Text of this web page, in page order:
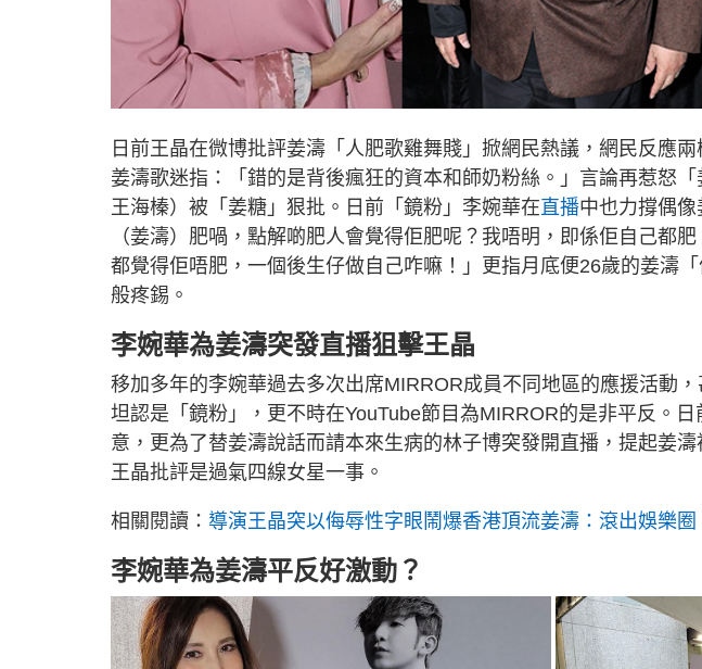
日前王晶在微博批評姜濤「人肥歌雞舞賤」掀網民熱議，網民反應
姜濤歌迷指：「錯的是背後瘋狂的資本和師奶粉絲。」言論再惹怒
王海榛）被「姜糖」狠批。日前「鏡粉」李婉華在直播中也力撐偶
（姜濤）肥喎，點解啲肥人會覺得佢肥呢？我唔明，即係佢自己
都覺得佢唔肥，一個後生仔做自己咋嘛！」更指月底便26歲的姜濤
般疼錫。
李婉華為姜濤突發直播狙擊王晶
移加多年的李婉華過去多次出席MIRROR成員不同地區的應援活動
坦認是「鏡粉」，更不時在YouTube節目為MIRROR的是非平反。
意，更為了替姜濤說話而請本來生病的林子博突發開直播，提起姜
王晶批評是過氣四線女星一事。
相關閱讀： 導演王晶突以侮辱性字眼鬧爆香港頂流姜濤：滾出娛樂
李婉華為姜濤平反好激動？